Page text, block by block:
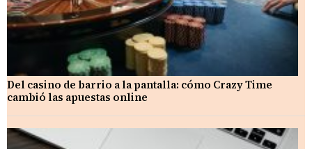
Del casino de barrio a la pantalla: cómo Crazy Time
cambió las apuestas online